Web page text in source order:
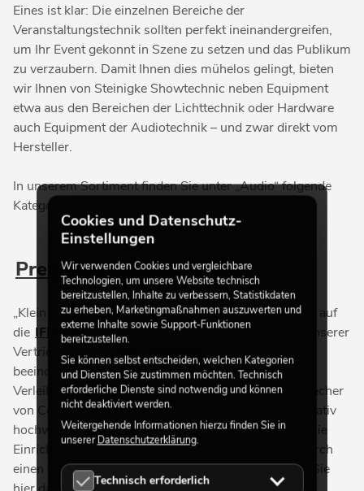
Eines ist klar: Die einzelnen Bereiche der
Veranstaltungstechnik sollten perfekt ineinandergreifen,
um Ihr Event gekonnt in Szene zu setzen und das Publikum
zu verzaubern. Damit Ihnen dies mühelos gelingt, bieten
wir Ihnen von Steinigke Showtechnic neben Equipment
etwa aus den Bereichen der Lichttechnik oder Hardware
auch Equipment der Audiotechnik – und zwar direkt vom
Hersteller.
In unserem Sortiment finden Sie unter „Audio“ folgende
Kategorien:
Premium Audio Solutions
„Klein im Format, groß im Klang“: Dies trifft nicht nur auf
die IFIX-Seriezu. Zwar variieren die Lautsprecher unserer
Vertriebsmarke
Celto Acoustique
in ihrer Größe, ihr
beeindruckender Klang überzeugt aber Musiker und
Verleiher gleichermaßen. Die verschiedenen Lautsprecher
von Celto Acoustique zeichnen sich durch eine qualitativ
hochwertige Verarbeitung aus, fügen sich dezent in die
Einrichtung Ihrer Eventlocation ein und bestechen durch
einen hervorragenden Sound. Bestimmt ist auch für Sie
Cookies und Datenschutz-
Einstellungen
Wir verwenden Cookies und vergleichbare
Technologien, um unsere Website technisch
bereitzustellen, Inhalte zu verbessern, Statistikdaten
zu erheben, Marketingmaßnahmen auszuwerten und
externe Inhalte sowie Support-Funktionen
bereitzustellen.
Sie können selbst entscheiden, welchen Kategorien
und Diensten Sie zustimmen möchten. Technisch
erforderliche Dienste sind notwendig und können
nicht deaktiviert werden.
Weitergehende Informationen hierzu finden Sie in
unsererDatenschutzerklärung.
Technisch erforderlich